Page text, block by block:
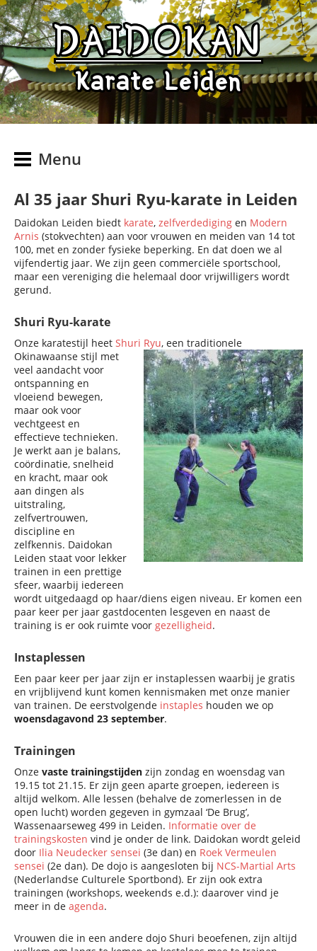
DAIDOKAN
Karate Leiden
Al 35 jaar Shuri Ryu-karate in Leiden
Daidokan Leiden biedt karate, zelfverdediging en Modern
Arnis (stokvechten) aan voor vrouwen en meiden van 14 tot
100, met en zonder fysieke beperking. En dat doen we al
vijfendertig jaar. We zijn geen commerciële sportschool,
maar een vereniging die helemaal door vrijwilligers wordt
gerund.
Shuri Ryu-karate
Onze karatestijl heet Shuri Ryu, een traditionele
Okinawaanse stijl met
veel aandacht voor
ontspanning en
vloeiend bewegen,
maar ook voor
vechtgeest en
effectieve technieken.
Je werkt aan je balans,
coördinatie, snelheid
en kracht, maar ook
aan dingen als
uitstraling,
zelfvertrouwen,
discipline en
zelfkennis. Daidokan
Leiden staat voor lekker
trainen in een prettige
sfeer, waarbij iedereen
wordt uitgedaagd op haar/diens eigen niveau. Er komen een
paar keer per jaar gastdocenten lesgeven en naast de
training is er ook ruimte voor gezelligheid.
Instaplessen
Een paar keer per jaar zijn er instaplessen waarbij je gratis
en vrijblijvend kunt komen kennismaken met onze manier
van trainen. De eerstvolgende instaples houden we op
woensdagavond 23 september.
Trainingen
Onze vaste trainingstijden zijn zondag en woensdag van
19.15 tot 21.15. Er zijn geen aparte groepen, iedereen is
altijd welkom. Alle lessen (behalve de zomerlessen in de
open lucht) worden gegeven in gymzaal ‘De Brug’,
Wassenaarseweg 499 in Leiden. Informatie over de
trainingskosten vind je onder de link. Daidokan wordt geleid
door Ilia Neudecker sensei (3e dan) en Roek Vermeulen
sensei (2e dan). De dojo is aangesloten bij NCS-Martial Arts
(Nederlandse Culturele Sportbond). Er zijn ook extra
trainingen (workshops, weekends e.d.): daarover vind je
meer in de agenda.
Vrouwen die in een andere dojo Shuri beoefenen, zijn altijd
Menu